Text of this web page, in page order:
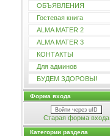
ОБЪЯВЛЕНИЯ
Гостевая книга
ALMA MATER 2
ALMA MATER 3
КОНТАКТЫ
Для админов
БУДЕМ ЗДОРОВЫ!
Форма входа
Войти через uID
Старая форма входа
Категории раздела